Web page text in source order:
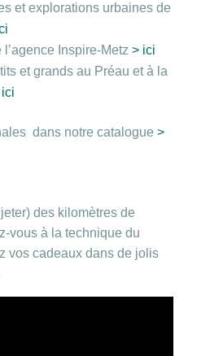
et explorations urbaines de
Inspire-Metz > ici
et grands au Préau et à la
dans notre catalogue >
des kilomètres de
vous à la technique du
vos cadeaux dans de jolis